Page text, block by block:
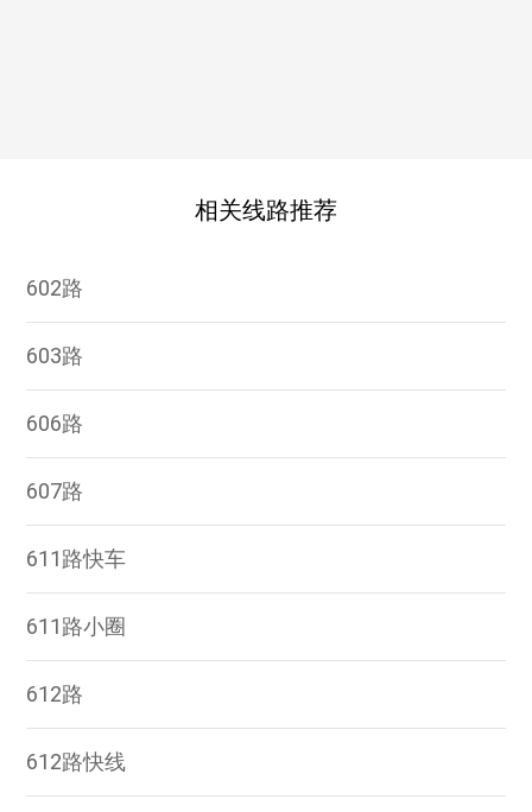
相关线路推荐
602路
603路
606路
607路
611路快车
611路小圈
612路
612路快线